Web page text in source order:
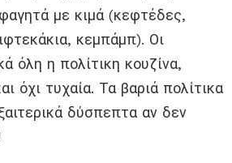
με κιμά (κεφτέδες,
κεμπάμπ). Οι
όλη η πολίτικη κουζίνα,
όχι τυχαία. Τα βαριά πολίτικα
δύσπεπτα αν δεν